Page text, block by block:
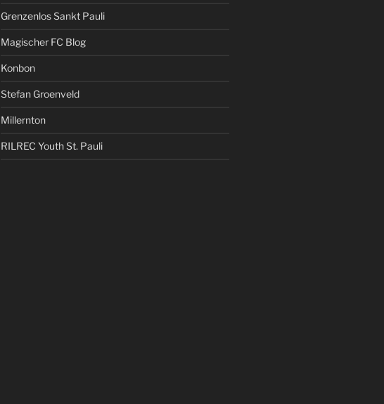
Grenzenlos Sankt Pauli
Magischer FC Blog
Konbon
Stefan Groenveld
Millernton
RILREC Youth St. Pauli